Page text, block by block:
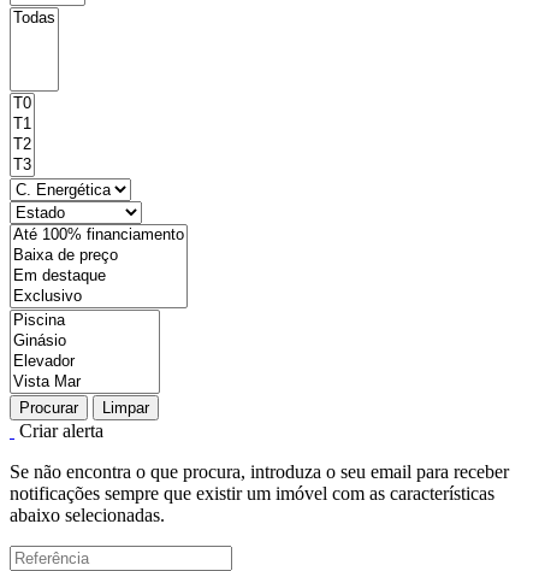
Procurar Limpar
Criar alerta
Se não encontra o que procura, introduza o seu email para receber
notificações sempre que existir um imóvel com as características
abaixo selecionadas.